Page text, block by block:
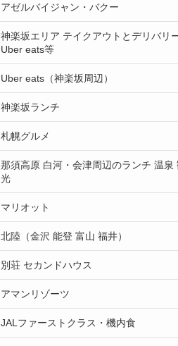
アゼルバイジャン・バクー
神楽坂エリア テイクアウトとデリバリ
Uber eats等
Uber eats（神楽坂周辺）
神楽坂ランチ
札幌グルメ
那須高原 白河・会津周辺のランチ 温泉
光
マリオット
北陸（金沢 能登 富山 福井）
別荘 セカンドハウス
アマンリゾーツ
JALファーストクラス・機内食